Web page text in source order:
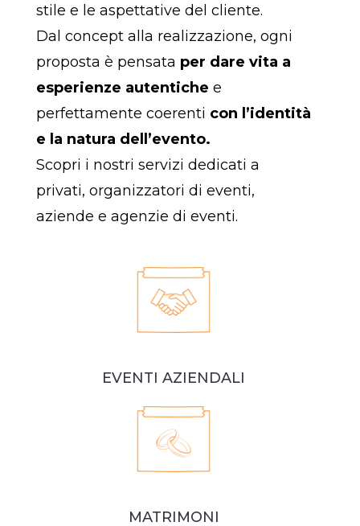
stile e le aspettative del cliente.
Dal concept alla realizzazione, ogni
proposta è pensata per dare vita a
esperienze autentiche e
perfettamente coerenti con l’identità
e la natura dell’evento.
Scopri i nostri servizi dedicati a
privati, organizzatori di eventi,
aziende e agenzie di eventi.
EVENTI AZIENDALI
MATRIMONI